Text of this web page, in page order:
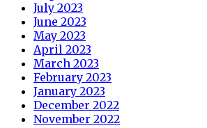
July 2023
June 2023
May 2023
April 2023
March 2023
February 2023
January 2023
December 2022
November 2022